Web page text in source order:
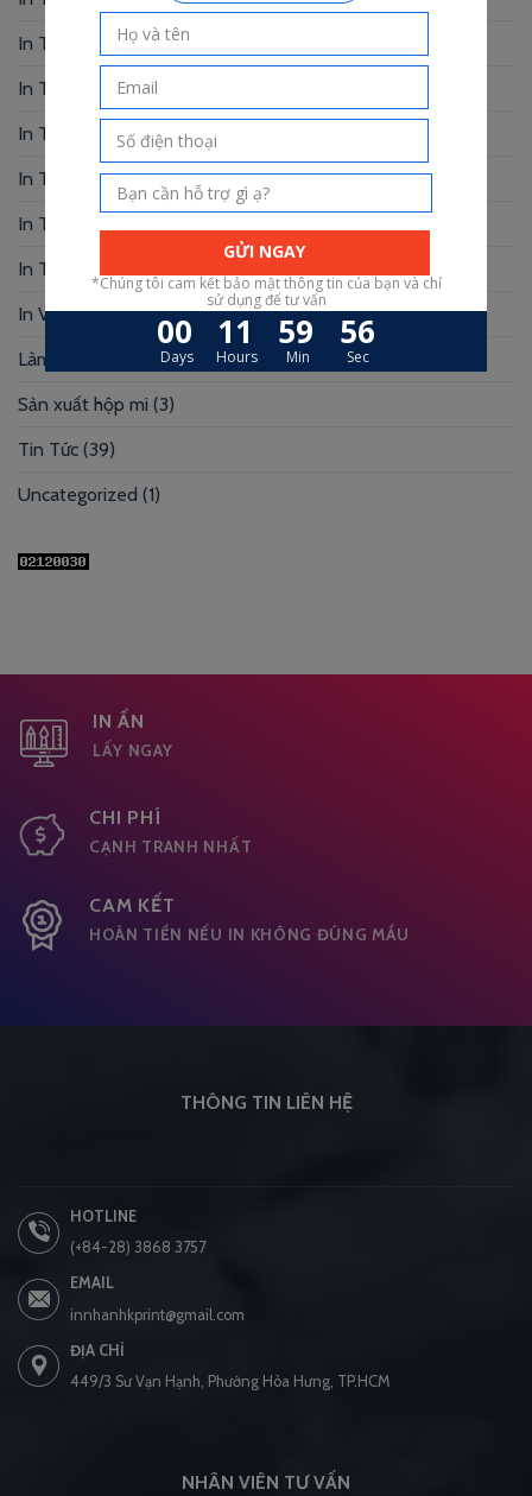
In Thiệp Cưới (33)
In Thiệp Mời (6)
In Tờ Rơi
In Tranh
(3)
In Truyện Tranh
In Túi Giấy
In Voucher(12)
Làm Hộp Đựng
(30)
Sản xuất hộp mi (3)
Tin Tức (39)
Uncategorized (1)
IN ẤN
LẤY NGAY
CHI PHÍ
CẠNH TRANH NHẤT
CAM KẾT
HOÀN TIỀN NẾU IN KHÔNG ĐÚNG MẦU
THÔNG TIN LIÊN HỆ
HOTLINE
(+84-28) 3868 3757
EMAIL
innhanhkprint@gmail.com
ĐỊA CHỈ
449/3 Sư Vạn Hạnh, Phường Hòa Hưng, TP.HCM
NHÂN VIÊN TƯ VẤN